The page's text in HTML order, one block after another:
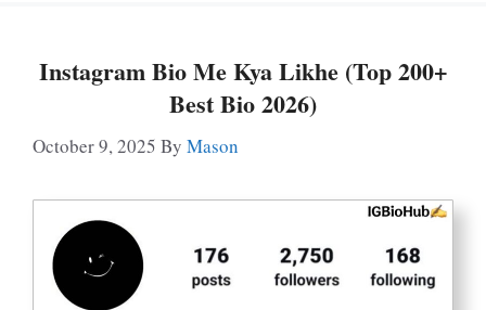
Instagram Bio Me Kya Likhe (Top 200+
Best Bio 2026)
October 9, 2025 By Mason